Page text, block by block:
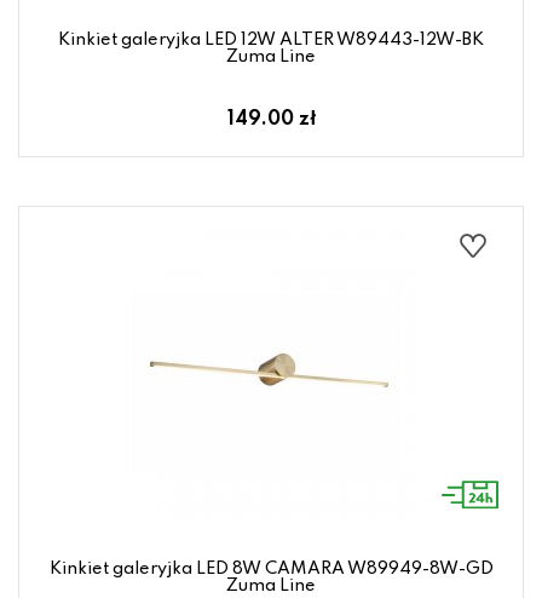
Kinkiet galeryjka LED 12W ALTER W89443-12W-BK
Zuma Line
149.00 zł
Kinkiet galeryjka LED 8W CAMARA W89949-8W-GD
Zuma Line